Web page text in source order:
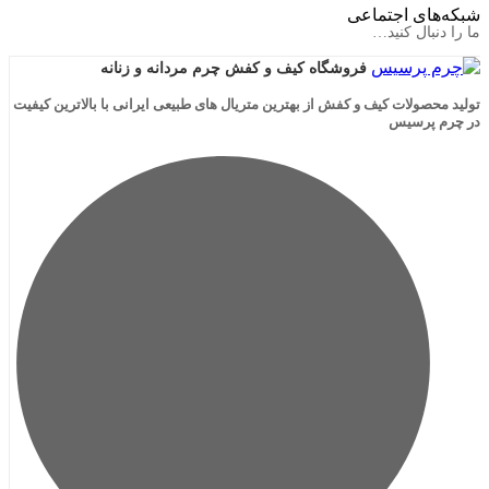
اجتماعی
کنید…
فروشگاه کیف و کفش چرم مردانه و زنانه
کیف و کفش از بهترین متریال های طبیعی ایرانی با بالاترین کیفیت